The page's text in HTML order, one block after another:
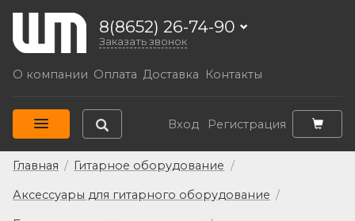
8(8652) 26-74-90
Заказать звонок
О компании Оплата Доставка Контакты
Вход Регистрация
Главная / Гитарное оборудование /
Аксессуары для гитарного оборудование /